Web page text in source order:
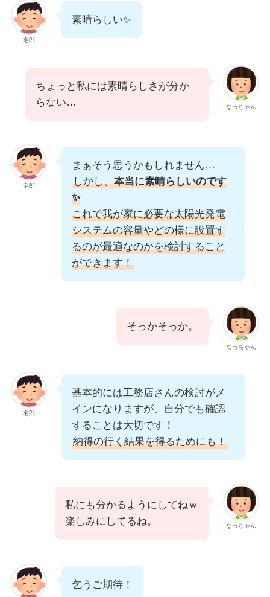
宅郎
素晴らしい✨
なっちゃん
ちょっと私には素晴らしさが分か
らない…
宅郎
まぁそう思うかもしれません…
しかし、本当に素晴らしいのです
✨
これで我が家に必要な太陽光発電
システムの容量やどの様に設置す
るのが最適なのかを検討すること
ができます！
なっちゃん
そっかそっか。
宅郎
基本的には工務店さんの検討がメ
インになりますが、自分でも確認
することは大切です！
納得の行く結果を得るためにも！
なっちゃん
私にも分かるようにしてねｗ
楽しみにしてるね。
乞うご期待！